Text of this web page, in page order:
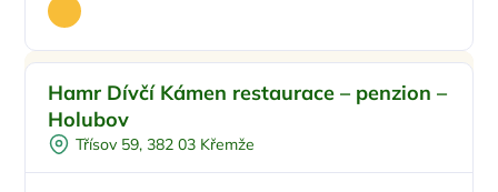
Plná penze
Masáže
Restaurace
Pro milovníky historie
Hamr Dívčí Kámen restaurace – penzion –
Holubov
Třísov 59, 382 03 Křemže